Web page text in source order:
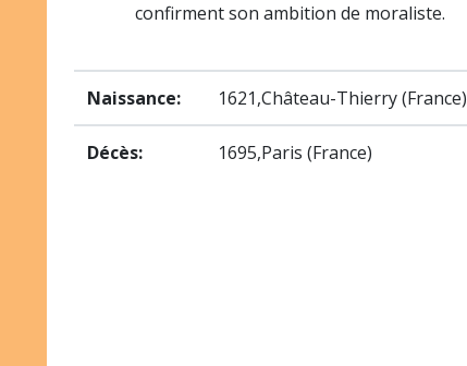
confirment son ambition de moraliste.
Naissance: 1621,Château-Thierry (France)
Décès: 1695,Paris (France)